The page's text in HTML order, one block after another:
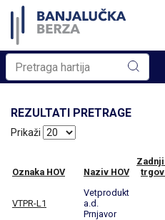
REZULTATI PRETRAGE
Prikaži
Oznaka HOV Naziv HOV
VTPR-L1
Vetprodukt
a.d.
Prnjavor